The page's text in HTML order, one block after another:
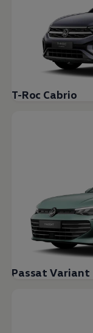
T-Roc Cabrio
Passat Variant